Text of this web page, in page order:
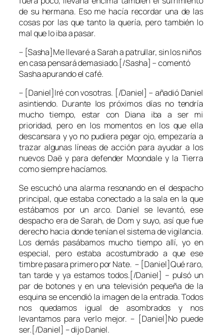
de su hermana. Eso me hacía recordar una de las
cosas por las que tanto la quería, pero también lo
mal que lo iba a pasar.
– [Sasha]Me llevaré a Sarah a patrullar, sin los niños
en casa pensará demasiado.[/Sasha] – comentó
Sasha apurando el café.
– [Daniel]Iré con vosotras. [/Daniel] – añadió Daniel
asintiendo. Durante los próximos días no tendría
mucho tiempo, estar con Diana iba a ser mi
prioridad, pero en los momentos en los que ella
descansara y yo no pudiera pegar ojo, empezaría a
trazar algunas líneas de acción para ayudar a los
nuevos Daë y para defender Moondale y la Tierra
como siempre hacíamos.
Se escuchó una alarma resonando en el despacho
principal, que estaba conectado a la sala en la que
estábamos por un arco. Daniel se levantó, ese
despacho era de Sarah, de Dom y suyo, así que fue
derecho hacia donde tenían el sistema de vigilancia.
Los demás pasábamos mucho tiempo allí, yo en
especial, pero estaba acostumbrado a que ese
timbre pasara primero por Nate. – [Daniel]Qué raro,
tan tarde y ya estamos todos.[/Daniel] – pulsó un
par de botones y en una televisión pequeña de la
esquina se encendió la imagen de la entrada. Todos
nos quedamos igual de asombrados y nos
levantamos para verlo mejor. – [Daniel]No puede
ser.[/Daniel] – dijo Daniel.